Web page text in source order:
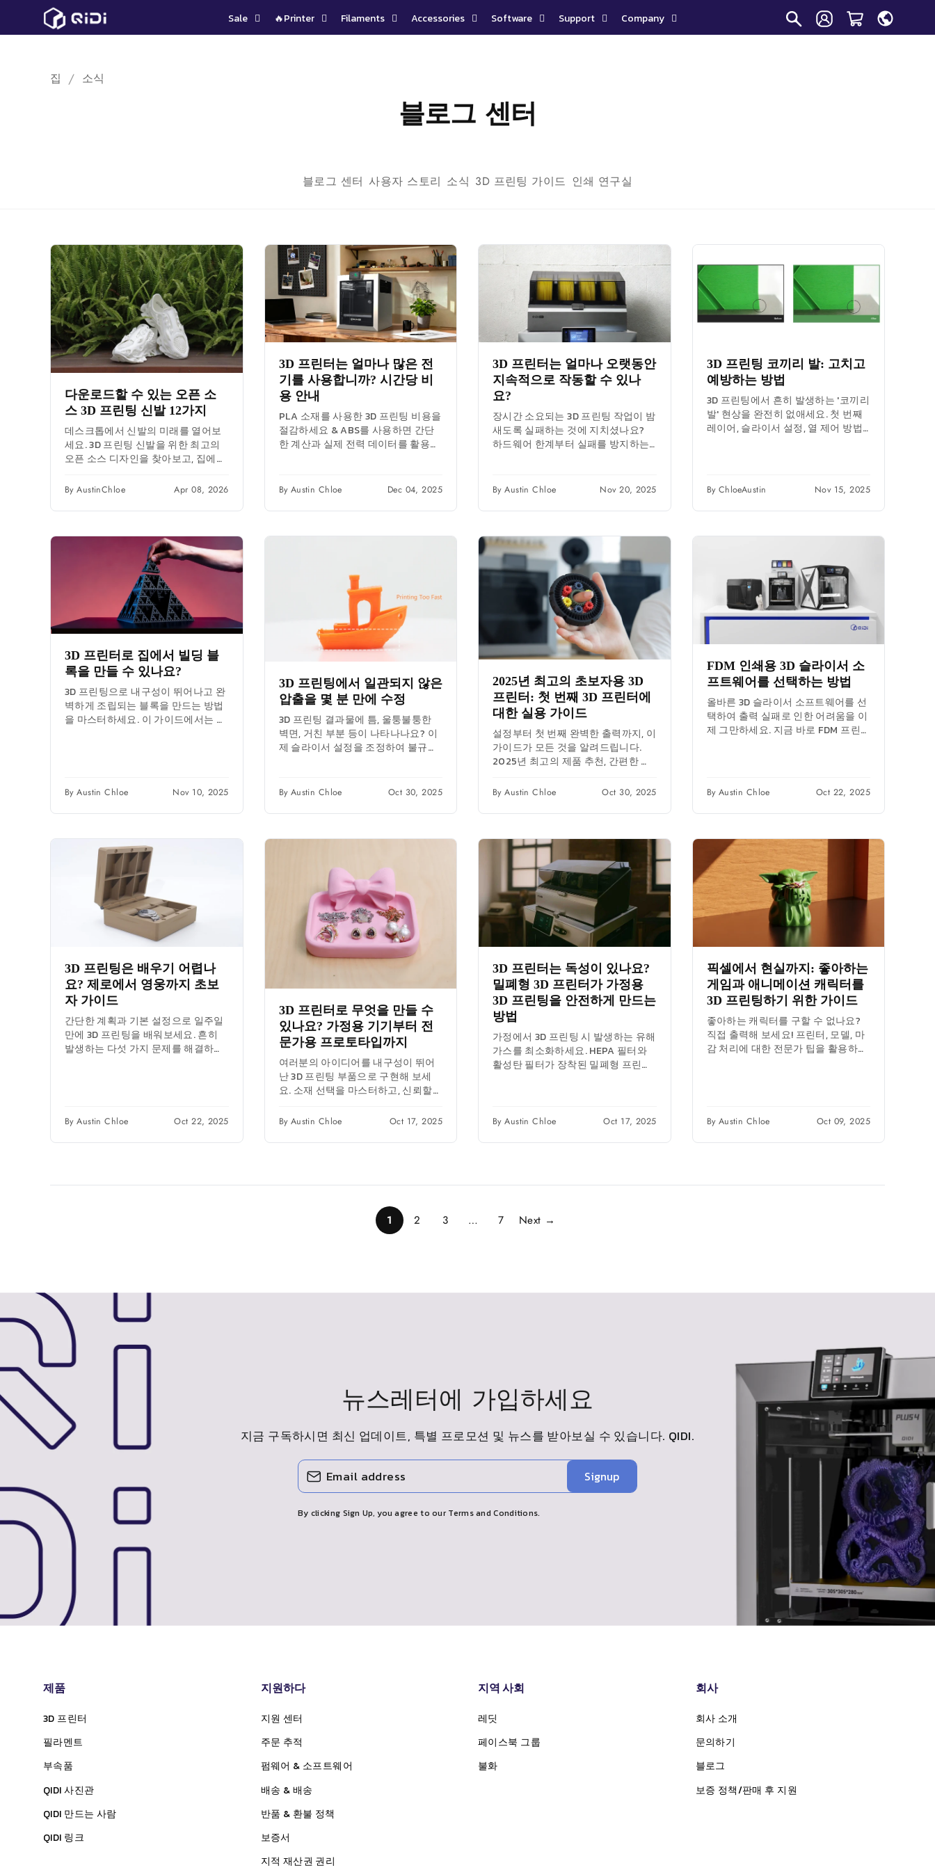
Sale 🔥Printer Filaments Accessories Software Support Company
집 소식
블로그 센터
블로그 센터 사용자 스토리 소식 3D 프린팅 가이드 인쇄 연구실
다운로드할 수 있는 오픈 소
스 3D 프린팅 신발 12가지
데스크톱에서 신발의 미래를 열어보
세요. 3D 프린팅 신발을 위한 최고의
오픈 소스 디자인을 찾아보고, 집에서
는 방법을 배워보세요.
By AustinChloe Apr 08, 2026
3D 프린터는 얼마나 많은 전
기를 사용합니까? 시간당 비
용 안내
PLA 소재를 사용한 3D 프린팅 비용을
절감하세요 & ABS를 사용하면 간단
한 계산과 실제 전력 데이터를 활용할
By Austin Chloe Dec 04, 2025
3D 프린터는 얼마나 오랫동안
지속적으로 작동할 수 있나
요?
장시간 소요되는 3D 프린팅 작업이 밤
새도록 실패하는 것에 지치셨나요?
하드웨어 한계부터 실패를 방지하는
By Austin Chloe Nov 20, 2025
3D 프린팅 코끼리 발: 고치고
예방하는 방법
3D 프린팅에서 흔히 발생하는 '코끼리
발' 현상을 완전히 없애세요. 첫 번째
레이어, 슬라이서 설정, 열 제어 방법
By ChloeAustin Nov 15, 2025
3D 프린터로 집에서 빌딩 블
록을 만들 수 있나요?
3D 프린팅으로 내구성이 뛰어나고 완
벽하게 조립되는 블록을 만드는 방법
을 마스터하세요. 이 가이드에서는 재
By Austin Chloe Nov 10, 2025
3D 프린팅에서 일관되지 않은
압출을 몇 분 만에 수정
3D 프린팅 결과물에 틈, 울퉁불퉁한
벽면, 거친 부분 등이 나타나나요? 이
제 슬라이서 설정을 조정하여 불규칙
By Austin Chloe Oct 30, 2025
2025년 최고의 초보자용 3D
프린터: 첫 번째 3D 프린터에
대한 실용 가이드
설정부터 첫 번째 완벽한 출력까지, 이
가이드가 모든 것을 알려드립니다.
2025년 최고의 제품 추천, 간편한 설
대한...
By Austin Chloe Oct 30, 2025
FDM 인쇄용 3D 슬라이서 소
프트웨어를 선택하는 방법
올바른 3D 슬라이서 소프트웨어를 선
택하여 출력 실패로 인한 어려움을 이
제 그만하세요. 지금 바로 FDM 프린
By Austin Chloe Oct 22, 2025
3D 프린팅은 배우기 어렵나
요? 제로에서 영웅까지 초보
자 가이드
간단한 계획과 기본 설정으로 일주일
만에 3D 프린팅을 배워보세요. 흔히
발생하는 다섯 가지 문제를 해결하고,
By Austin Chloe Oct 22, 2025
3D 프린터로 무엇을 만들 수
있나요? 가정용 기기부터 전
문가용 프로토타입까지
여러분의 아이디어를 내구성이 뛰어
난 3D 프린팅 부품으로 구현해 보세
요. 소재 선택을 마스터하고, 신뢰할
로우를 활용하여 빠르고 효과적인...
By Austin Chloe Oct 17, 2025
3D 프린터는 독성이 있나요?
밀폐형 3D 프린터가 가정용
3D 프린팅을 안전하게 만드는
방법
가정에서 3D 프린팅 시 발생하는 유해
가스를 최소화하세요. HEPA 필터와
활성탄 필터가 장착된 밀폐형 프린터
By Austin Chloe Oct 17, 2025
픽셀에서 현실까지: 좋아하는
게임과 애니메이션 캐릭터를
3D 프린팅하기 위한 가이드
좋아하는 캐릭터를 구할 수 없나요?
직접 출력해 보세요! 프린터, 모델, 마
감 처리에 대한 전문가 팁을 활용하여
By Austin Chloe Oct 09, 2025
1 2 3 … 7 Next →
뉴스레터에 가입하세요
지금 구독하시면 최신 업데이트, 특별 프로모션 및 뉴스를 받아보실 수 있습니다. QIDI.
Signup
By clicking Sign Up, you agree to our Terms and Conditions.
제품
3D 프린터
필라멘트
부속품
QIDI사진관
QIDI 만드는 사람
QIDI 링크
지원하다
지원 센터
주문 추적
펌웨어 & 소프트웨어
배송 & 배송
반품 & 환불 정책
보증서
지적 재산권 권리
지역 사회
레딧
페이스북 그룹
불화
회사
회사 소개
문의하기
블로그
보증 정책/판매 후 지원